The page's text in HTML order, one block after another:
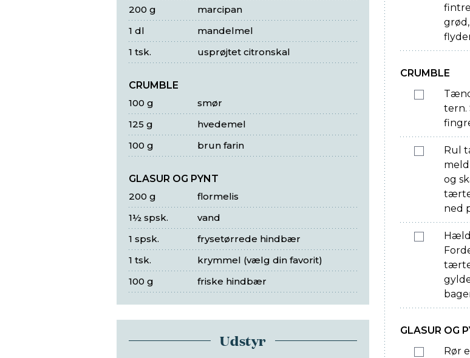
marcipan
200 g
mandelmel
1 dl
usprøjtet citronskal
1 tsk.
CRUMBLE
smør
100 g
hvedemel
125 g
brun farin
100 g
GLASUR OG PYNT
flormelis
200 g
vand
1½ spsk.
frysetørrede hindbær
1 spsk.
krymmel (vælg din favorit)
1 tsk.
friske hindbær
100 g
Udstyr
CRUMBLE
tern.
Rul
og
ned
GLASUR OG
Rør